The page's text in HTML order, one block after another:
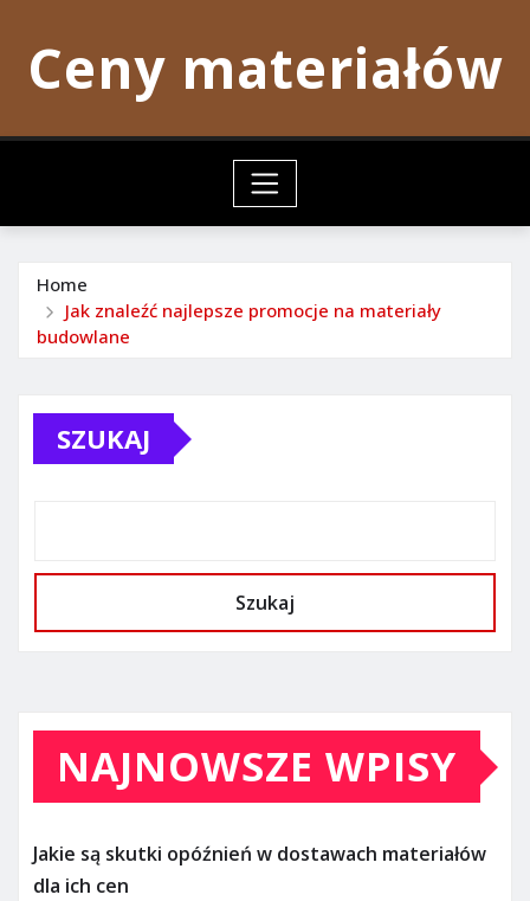
contentCeny materiałów
Home
Jak znaleźć najlepsze promocje na materiały
budowlane
SZUKAJ
Szukaj
NAJNOWSZE WPISY
Jakie są skutki opóźnień w dostawach materiałów
dla ich cen